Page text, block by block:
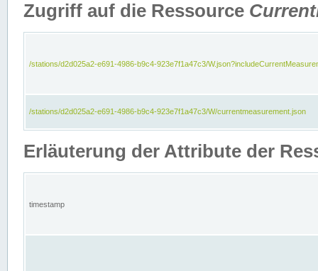
Zugriff auf die Ressource
/stations/d2d025a2-e691-4986-b9c4-923e7f1a47c3/
/stations/d2d025a2-e691-4986-b9c4-923e7f1a47c3/W/currentmeasurement.json
Erläuterung der Attribute der
timestamp